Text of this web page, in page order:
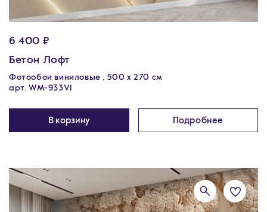
6 400 ₽
Бетон Лофт
Фотообои виниловые , 500 x 270 см
арт. WM-933V1
В корзину Подробнее